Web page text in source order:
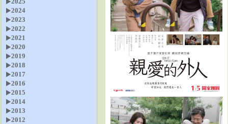
2024
2023
2022
2021
2020
2019
2018
2017
2016
2015
2014
2013
2012